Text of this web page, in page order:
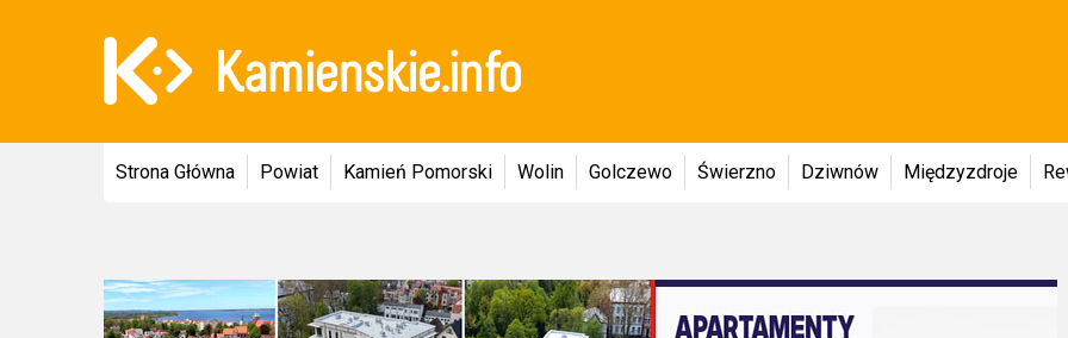
Strona Główna Powiat Kamień Pomorski Wolin Golczewo Świerzno Dziwnów Międzyzdroje